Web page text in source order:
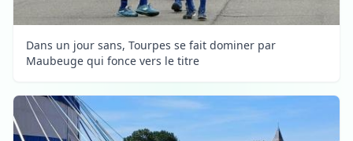
Dans un jour sans, Tourpes se fait dominer par
Maubeuge qui fonce vers le titre